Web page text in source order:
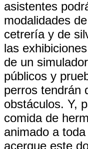
asistentes
modalidades
cetrería y de
las
de un
públicos y
perros tendrán
obstáculos. Y,
comida de
animado a
acerque este